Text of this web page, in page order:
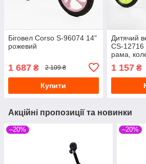
Біговел Corso S-96074 14"
рожевий
1 687 ₴ 2 109 ₴
Купити
Дитячий
CS-12716
рама,
1 157₴
Акційні пропозиції та новинки
–20% –20%